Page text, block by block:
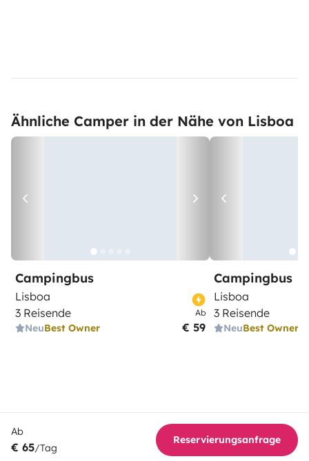
Ähnliche Camper in der Nähe von Lisboa
Campingbus
Lisboa
3 Reisende
NeuBest Owner
Ab
€ 59
Campingbus
Lisboa
3 Reisende
NeuBest Owner
Ab
€ 65/Tag
Reservierungsanfrage